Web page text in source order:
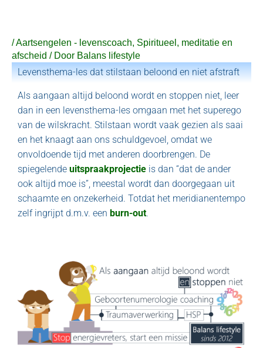
inhoud
/Aartsengelen - levenscoach, Spiritueel, meditatie en
afscheid / Door Balans lifestyle
Levensthema-les dat stilstaan beloond en niet afstraft
Als aangaan altijd beloond wordt en stoppen niet, leer
dan in een levensthema-les omgaan met het superego
van de wilskracht. Stilstaan wordt vaak gezien als saai
en het knaagt aan ons schuldgevoel, omdat we
onvoldoende tijd met anderen doorbrengen. De
spiegelende uitspraakprojectie is dan “dat de ander
ook altijd moe is”, meestal wordt dan doorgegaan uit
schaamte en onzekerheid. Totdat het meridianentempo
zelf ingrijpt d.m.v. een burn-out.